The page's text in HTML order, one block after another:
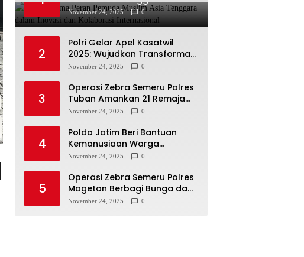
Inovasi dan Kolaborasi
Internasional
November 24, 2025 0
2
Polri Gelar Apel Kasatwil
2025: Wujudkan Transformasi
Polri yang Profesional untuk
November 24, 2025 0
3
Operasi Zebra Semeru Polres
Tuban Amankan 21 Remaja
Pelaku Balap Liar
November 24, 2025 0
4
Polda Jatim Beri Bantuan
Kemanusiaan Warga
Terdampak Erupsi Gunung
November 24, 2025 0
5
Operasi Zebra Semeru Polres
Magetan Berbagi Bunga dan
Coklat Ajak Warga Tertib
November 24, 2025 0